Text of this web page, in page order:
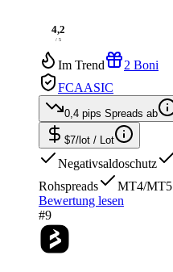
4,2
/ 5
Im Trend
2 Boni
FCAASIC
0,4 pips Spreads ab
$7/lot / Lot
Negativsaldoschutz
Rohspreads
MT4/MT5
Bewertung lesen
#9